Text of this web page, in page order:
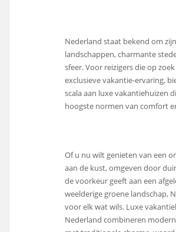
Nederland staat bekend om
landschappen, charmante
sfeer. Voor reizigers die op
exclusieve vakantie-ervaring,
scala aan luxe vakantiehuizen
hoogste normen van comfort
Of u nu wilt genieten van een
aan de kust, omgeven door
de voorkeur geeft aan een
weelderige groene landschap,
voor elk wat wils. Luxe
Nederland combineren